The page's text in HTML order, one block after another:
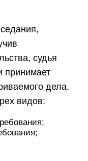
судья
принимает
дела.
видов: